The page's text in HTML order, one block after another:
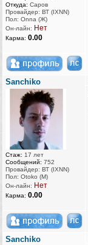
Откуда: Саров
Провайдер: ВТ (IXNN)
Пол: Onna (Ж)
Он-лайн: Нет
Карма: 0.00
Sanchiko
Стаж: 17 лет
Сообщений: 752
Провайдер: ВТ (IXNN)
Пол: Otoko (M)
Он-лайн: Нет
Карма: 0.00
Sanchiko